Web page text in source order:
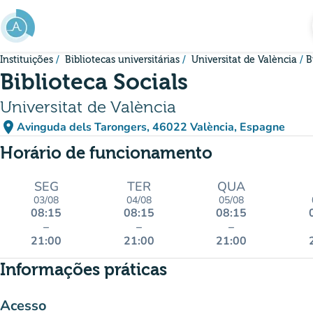
Ir para o conteúdo principal
Instituições Bibliotecas universitárias Universitat de València
Biblioteca Socials
Universitat de València
place Avinguda dels Tarongers, 46022 València, Espagne
(abrir no Google Maps)
(novo separador)
Horário de funcionamento
SEG
03/08
08:15
–
21:00
TER
04/08
08:15
–
21:00
QUA
05/08
08:15
–
21:00
Informações práticas
Acesso